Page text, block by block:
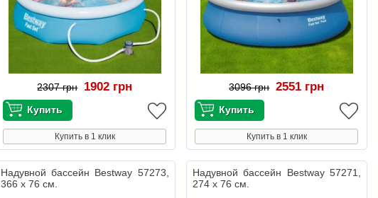
2307 грн 1902 грн
Купить в 1 клик
3096 грн 2551 грн
Купить в 1 клик
Надувной бассейн Bestway 57273,
366 х 76 см.
Надувной бассейн Bestway 57271,
274 х 76 см.